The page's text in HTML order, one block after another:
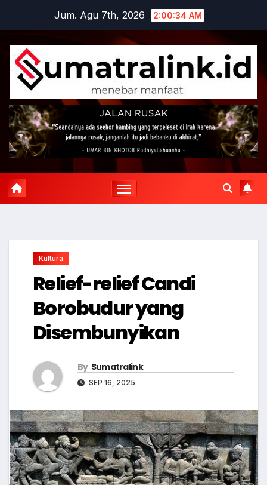
content
Jum. Agu 7th, 2026 2:00:35 AM
Kultura
Relief-relief Candi
Borobudur yang
Disembunyikan
By Sumatralink
SEP 16, 2025